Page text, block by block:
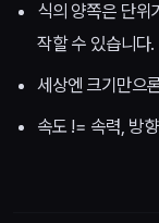
식의 양쪽은 단위
작할 수 있습니다.
세상엔 크기만으
속도 != 속력, 방